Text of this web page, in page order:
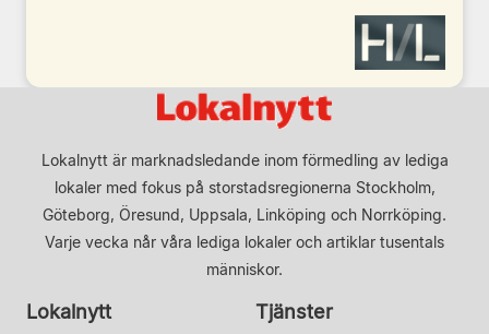
Lokalnytt är marknadsledande inom förmedling av lediga
lokaler med fokus på storstadsregionerna Stockholm,
Göteborg, Öresund, Uppsala, Linköping och Norrköping.
Varje vecka når våra lediga lokaler och artiklar tusentals
människor.
Lokalnytt Tjänster